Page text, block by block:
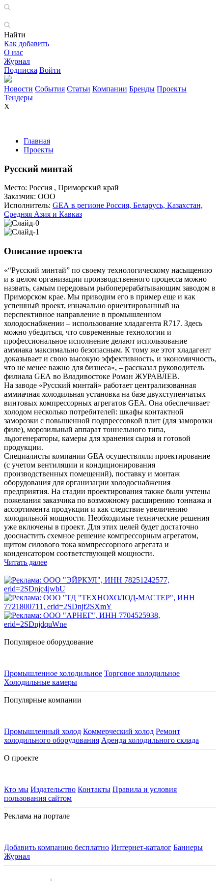
Найти
Как добавить
О нас
Журнал
Подписка Войти
Новости События Статьи Компании Бренды Проекты
Тендеры
X
Главная
Проекты
Русский минтай
Место:
Россия , Приморский край
Заказчик: ООО
Исполнитель: GEA в регионе Россия, Беларусь, Казахстан,
Средняя Азия и Кавказ
Описание проекта
«“Русский минтай” по своему технологическому насыщению
и в целом организации производственного процесса можно
назвать, самым передовым рыбоперерабатывающим заводом в
Приморском крае. Мы приводим его в пример еще и как
успешный проект, изначально ориентированный на
перспективное направление в промышленном
холодоснабжении – использование хладагента R717. Здесь
можно убедиться, что современные технологии и
профессиональное исполнение делают использование
аммиака максимально безопасным. К тому же этот хладагент
доказывает и свою высокую эффективность, и экономичность,
что не менее важно для бизнеса», – рассказал руководитель
филиала GEA во Владивостоке Роман ЖУРАВЛЕВ.
На заводе «Русский минтай» работает централизованная
аммиачная холодильная установка на базе двухступенчатых
винтовых компрессорных агрегатов GEA. Она обеспечивает
холодом несколько потребителей: шкафы контактной
заморозки с повышенной подпрессовкой плит (для заморозки
филе), морозильный аппарат тоннельного типа,
льдогенераторы, камеры для хранения сырья и готовой
продукции.
Специалисты компании GEA осуществляли проектирование
(с учетом вентиляции и кондиционирования
производственных помещений), поставку и монтаж
оборудования для организации холодоснабжения
предприятия. На стадии проектирования также были учтены
пожелания заказчика по возможному расширению тоннажа и
ассортимента продукции и как следствие увеличению
холодильной мощности. Необходимые технические решения
уже включены в проект. Для этих целей будет достаточно
дооснастить схемное решение компрессорным агрегатом,
щитом силового тока компрессорного агрегата и
конденсатором соответствующей мощности.
Читать далее
Популярное оборудование
Промышленное холодильное Торговое холодильное
Холодильные камеры
Популярные компании
Промышленный холод Коммерческий холод Ремонт
холодильного оборудования Аренда холодильного склада
О проекте
Кто мы Издательство Контакты Правила и условия
пользования сайтом
Реклама на портале
Добавить компанию бесплатно Интернет-каталог Баннеры
Журнал